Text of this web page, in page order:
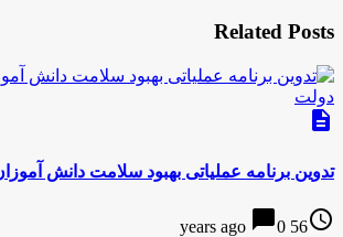
Related Posts
description
تدوین برنامه عملیاتی بهبود سلامت دانش
access_time
56 years ago
chat_bubble0